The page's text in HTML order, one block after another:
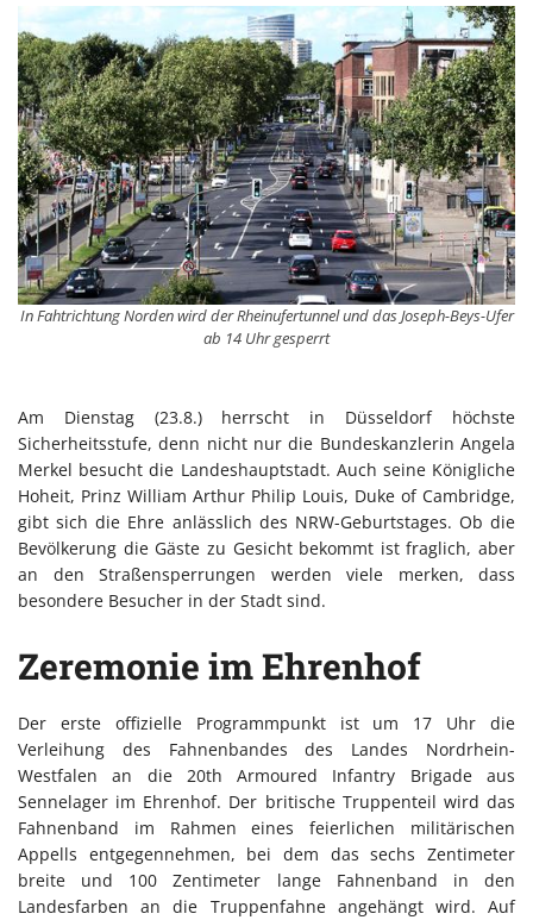
In Fahtrichtung Norden wird der Rheinufertunnel und das Joseph-Beys-Ufer
ab 14 Uhr gesperrt
Am Dienstag (23.8.) herrscht in Düsseldorf höchste
Sicherheitsstufe, denn nicht nur die Bundeskanzlerin Angela
Merkel besucht die Landeshauptstadt. Auch seine Königliche
Hoheit, Prinz William Arthur Philip Louis, Duke of Cambridge,
gibt sich die Ehre anlässlich des NRW-Geburtstages. Ob die
Bevölkerung die Gäste zu Gesicht bekommt ist fraglich, aber
an den Straßensperrungen werden viele merken, dass
besondere Besucher in der Stadt sind.
Zeremonie im Ehrenhof
Der erste offizielle Programmpunkt ist um 17 Uhr die
Verleihung des Fahnenbandes des Landes Nordrhein-
Westfalen an die 20th Armoured Infantry Brigade aus
Sennelager im Ehrenhof. Der britische Truppenteil wird das
Fahnenband im Rahmen eines feierlichen militärischen
Appells entgegennehmen, bei dem das sechs Zentimeter
breite und 100 Zentimeter lange Fahnenband in den
Landesfarben an die Truppenfahne angehängt wird. Auf